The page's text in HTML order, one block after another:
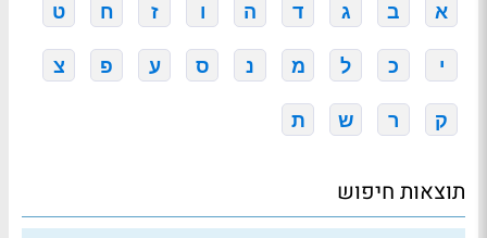
א ב ג ד ה ו ז ח ט
י כ ל מ נ ס ע פ צ
ק ר ש ת
תוצאות חיפוש